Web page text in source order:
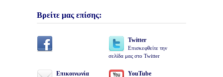
Βρείτε μας επίσης:
Twitter
Επισκεφθείτε την
σελίδα μας στο Twitter
Επικοινωνία YouTube